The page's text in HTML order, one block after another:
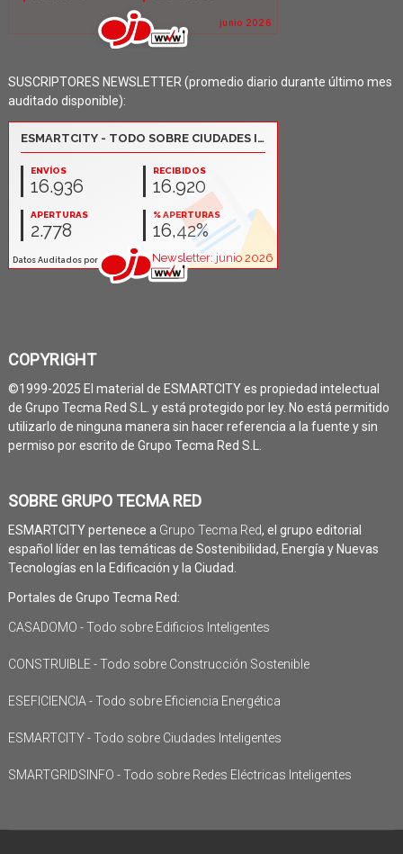
SUSCRIPTORES NEWSLETTER (promedio diario durante último mes
auditado disponible):
COPYRIGHT
©1999-2025 El material de ESMARTCITY es propiedad intelectual
de Grupo Tecma Red S.L. y está protegido por ley. No está permitido
utilizarlo de ninguna manera sin hacer referencia a la fuente y sin
permiso por escrito de Grupo Tecma Red S.L.
SOBRE GRUPO TECMA RED
ESMARTCITY pertenece a Grupo Tecma Red, el grupo editorial
español líder en las temáticas de Sostenibilidad, Energía y Nuevas
Tecnologías en la Edificación y la Ciudad.
Portales de Grupo Tecma Red:
CASADOMO - Todo sobre Edificios Inteligentes
CONSTRUIBLE - Todo sobre Construcción Sostenible
ESEFICIENCIA - Todo sobre Eficiencia Energética
ESMARTCITY - Todo sobre Ciudades Inteligentes
SMARTGRIDSINFO - Todo sobre Redes Eléctricas Inteligentes